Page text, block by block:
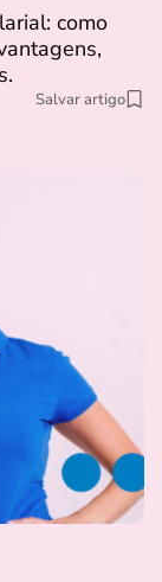
como
Salvar artigo